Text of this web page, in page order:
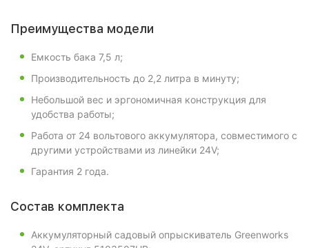
Преимущества модели
Емкость бака 7,5 л;
Производительность до 2,2 литра в минуту;
Небольшой вес и эргономичная конструкция для
удобства работы;
Работа от 24 вольтового аккумулятора, совместимого с
другими устройствами из линейки 24V;
Гарантия 2 года.
Состав комплекта
Аккумуляторный садовый опрыскиватель Greenworks